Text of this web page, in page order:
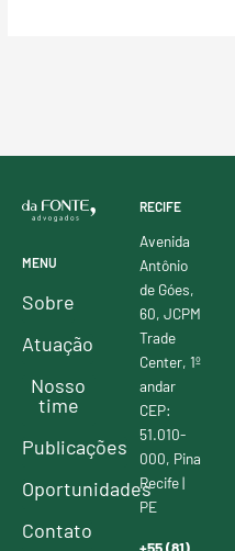
MENU
Sobre
Atuação
Nosso
time
Publicações
Oportunidades
Contato
RECIFE
Avenida
Antônio
de Góes,
60, JCPM
Trade
Center, 1º
andar
CEP:
51.010-
000, Pina
Recife |
PE